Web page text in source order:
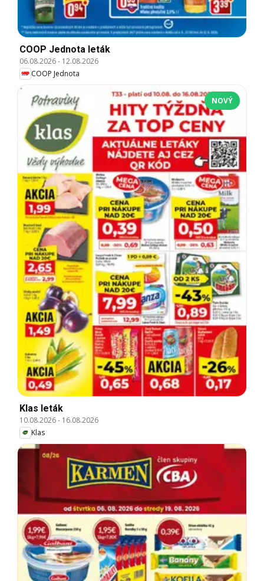
COOP Jednota leták
06.08.2026- 12.08.2026
COOP Jednota
NOVÝ
Klas leták
10.08.2026- 16.08.2026
Klas